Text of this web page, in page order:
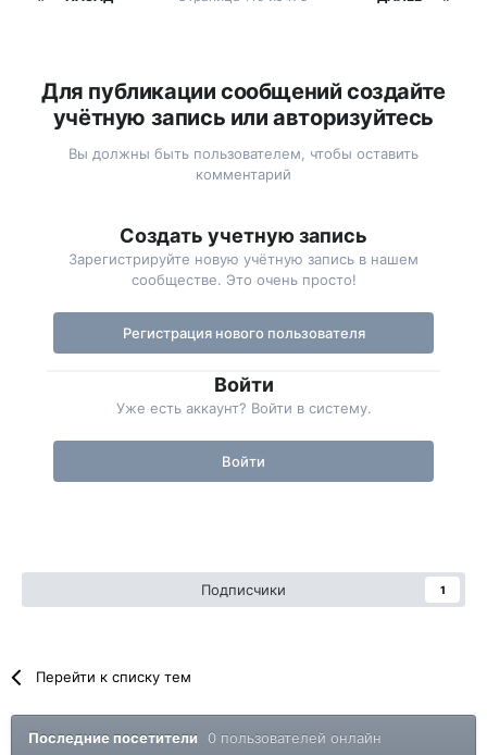
Для публикации сообщений создайте
учётную запись или авторизуйтесь
Вы должны быть пользователем, чтобы оставить
комментарий
Создать учетную запись
Зарегистрируйте новую учётную запись в нашем
сообществе. Это очень просто!
Регистрация нового пользователя
Войти
Уже есть аккаунт? Войти в систему.
Войти
Подписчики 1
Перейти к списку тем
Последние посетители 0 пользователей онлайн